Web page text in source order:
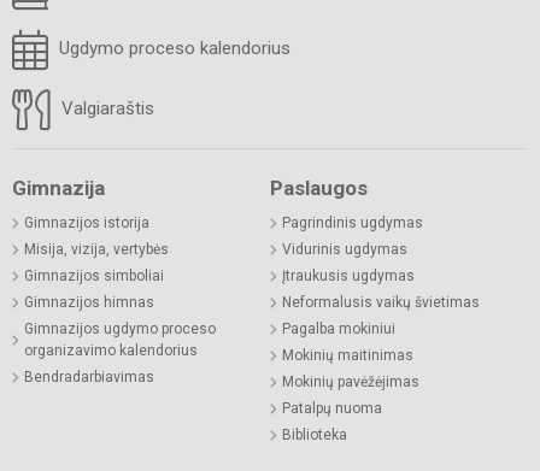
Ugdymo proceso kalendorius
Valgiaraštis
Gimnazija
Gimnazijos istorija
Misija, vizija, vertybės
Gimnazijos simboliai
Gimnazijos himnas
Gimnazijos ugdymo proceso
organizavimo kalendorius
Bendradarbiavimas
Paslaugos
Pagrindinis ugdymas
Vidurinis ugdymas
Įtraukusis ugdymas
Neformalusis vaikų švietimas
Pagalba mokiniui
Mokinių maitinimas
Mokinių pavėžėjimas
Patalpų nuoma
Biblioteka